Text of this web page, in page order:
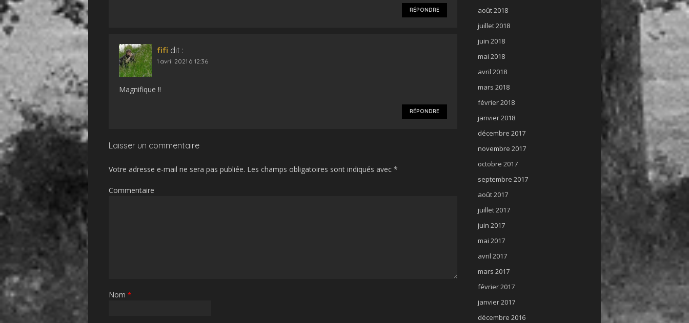
RÉPONDRE
fifi dit :
1 avril 2021 à 12:36
Magnifique !!
RÉPONDRE
Laisser un commentaire
Votre adresse e-mail ne sera pas publiée. Les champs obligatoires sont indiqués avec *
Commentaire
Nom *
août 2018
juillet 2018
juin 2018
mai 2018
avril 2018
mars 2018
février 2018
janvier 2018
décembre 2017
novembre 2017
octobre 2017
septembre 2017
août 2017
juillet 2017
juin 2017
mai 2017
avril 2017
mars 2017
février 2017
janvier 2017
décembre 2016